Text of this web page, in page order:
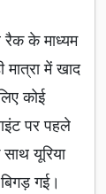
के माध्यम
मात्रा में खाद
कोई
पर पहले
यूरिया
गई।